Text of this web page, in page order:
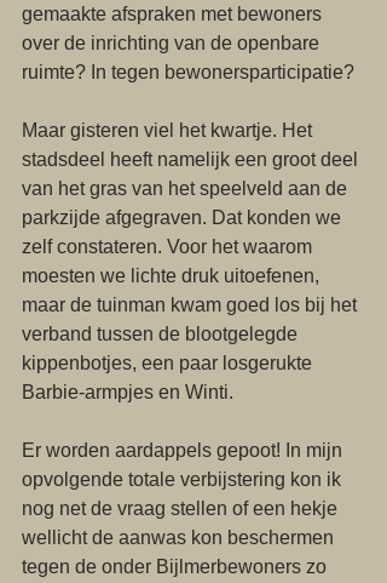
gemaakte afspraken met bewoners
over de inrichting van de openbare
ruimte? In tegen bewonersparticipatie?
Maar gisteren viel het kwartje. Het
stadsdeel heeft namelijk een groot deel
van het gras van het speelveld aan de
parkzijde afgegraven. Dat konden we
zelf constateren. Voor het waarom
moesten we lichte druk uitoefenen,
maar de tuinman kwam goed los bij het
verband tussen de blootgelegde
kippenbotjes, een paar losgerukte
Barbie-armpjes en Winti.
Er worden aardappels gepoot! In mijn
opvolgende totale verbijstering kon ik
nog net de vraag stellen of een hekje
wellicht de aanwas kon beschermen
tegen de onder Bijlmerbewoners zo